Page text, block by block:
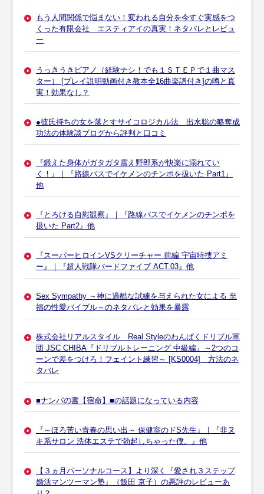
もう人間関係で悩まない！変われる自分を今すぐ実感をつ
くった有限会社 エスティアイの真実！ネタバレとレビュ
ー
うっきうきピアノ（経験ナシ！でも１ＳＴＥＰで１曲マス
ター） [プレイ説明動画付き教本全16曲楽譜付き]の噂と真
実！効果なし？
●彼氏持ちの女を落とすサイコロジカル法 出水聡の略奪成
功法の体験談ブログから評判と口コミ
『鍛えた身体がガタガタ震え野郎系が快楽に溺れてい
く！』｜『路線バスでイケメンのチンポを扱いた Part1』
他
『とろける自慰観察』｜『路線バスでイケメンのチンポを
扱いた Part2』他
『スーパーヒロインVSクリーチャー 前編 宇宙特捜アミ
ー』｜『超人戦隊バードファイブ ACT.03』他
Sex Sympathy ～神に過酷な試練を与えられた女による 至
福の性愛バイブル～のネタバレと効果を暴露
株式会社リアルスタイル Real Styleのわんぱくドリブル軍
団 JSC CHIBA『ドリブルトレーニング 中級編』～2つのコ
ーンで差をつけろ！フェイント練習～ [KS0004] 方法のネ
タバレ
■ナンパの書【宿命】■の話題になっている内容
『～ほろ苦い青春の思い出～ 保健室のドS先生』｜『非ヌ
キ系サロン 洗体エステで勃起しちゃった僕。』他
【３ヵ月パーソナルコース】より深く『愛され３ステップ
婚活マンツーマン塾』（飯田 京子）の悪評のレビューあ